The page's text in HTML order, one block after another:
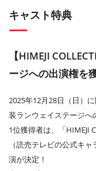
キャスト特典
【HIMEJI
ージへの出演権を
2025年12月28日（日）
装ランウェイステージへ
1位獲得者は、「HIMEJI
（読売テレビの公式キ
演が決定！